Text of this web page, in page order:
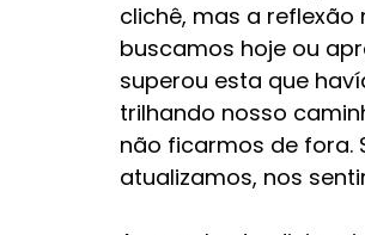
clichê, mas a
buscamos hoje ou
superou esta que
trilhando nosso
não ficarmos de fora.
atualizamos, nos